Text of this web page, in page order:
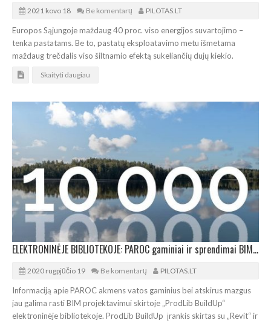
2021 kovo 18 Be komentarų PILOTAS.LT
Europos Sąjungoje maždaug 40 proc. viso energijos suvartojimo –
tenka pastatams. Be to, pastatų eksploatavimo metu išmetama
maždaug trečdalis viso šiltnamio efektą sukeliančių dujų kiekio.
Skaityti daugiau
ELEKTRONINĖJE BIBLIOTEKOJE: PAROC gaminiai ir sprendimai BIM projektavimui
2020 rugpjūčio 19 Be komentarų PILOTAS.LT
Informaciją apie PAROC akmens vatos gaminius bei atskirus mazgus
jau galima rasti BIM projektavimui skirtoje „ProdLib BuildUp“
elektroninėje bibliotekoje. ProdLib BuildUp įrankis skirtas su „Revit“ ir